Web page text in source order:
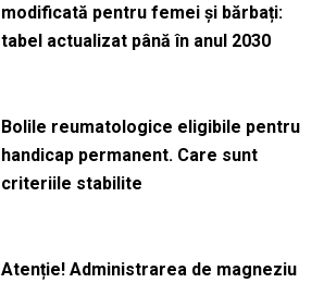
modificată pentru femei și bărbați:
tabel actualizat până în anul 2030
Bolile reumatologice eligibile pentru
handicap permanent. Care sunt
criteriile stabilite
Atenție! Administrarea de magneziu